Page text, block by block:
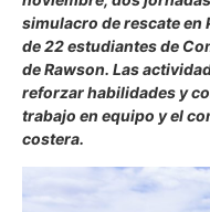
simulacro de rescate en
de 22 estudiantes de
de Rawson. Las
reforzar habilidades y
trabajo en equipo y el
costera.